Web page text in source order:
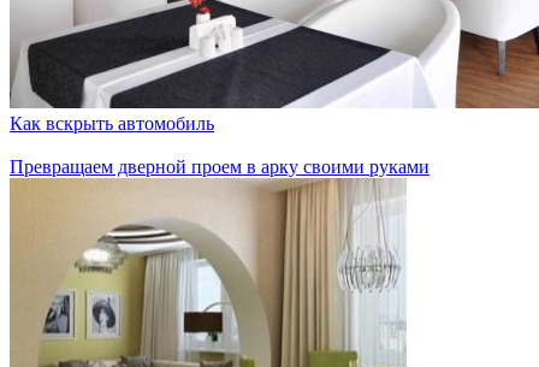
Как вскрыть автомобиль
Превращаем дверной проем в арку своими руками